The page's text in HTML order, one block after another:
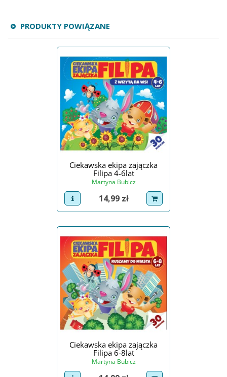
PRODUKTY POWIĄZANE
Ciekawska ekipa zajączka
Filipa 4-6lat
Martyna Bubicz
view product
Cena
14,99 zł dodaj do koszyka
Ciekawska ekipa zajączka
Filipa 6-8lat
Martyna Bubicz